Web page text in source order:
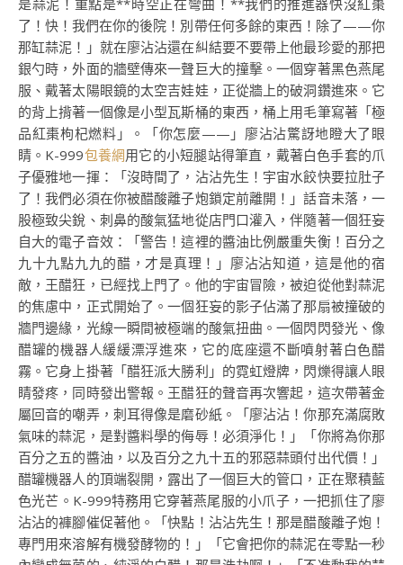
是蒜泥！重點是**時空正在彎曲！**我們的推進器快沒紅棗
了！快！我們在你的後院！別帶任何多餘的東西！除了——你
那缸蒜泥！」就在廖沾沾還在糾結要不要帶上他最珍愛的那把
銀勺時，外面的牆壁傳來一聲巨大的撞擊。一個穿著黑色燕尾
服、戴著太陽眼鏡的太空吉娃娃，正從牆上的破洞鑽進來。它
的背上揹著一個像是小型瓦斯桶的東西，桶上用毛筆寫著「極
品紅棗枸杞燃料」。「你怎麼——」廖沾沾驚訝地瞪大了眼
睛。K-999包養網用它的小短腿站得筆直，戴著白色手套的爪
子優雅地一揮：「沒時間了，沾沾先生！宇宙水餃快要拉肚子
了！我們必須在你被醋酸離子炮鎖定前離開！」話音未落，一
股極致尖銳、刺鼻的酸氣猛地從店門口灌入，伴隨著一個狂妄
自大的電子音效：「警告！這裡的醬油比例嚴重失衡！百分之
九十九點九九的醋，才是真理！」廖沾沾知道，這是他的宿
敵，王醋狂，已經找上門了。他的宇宙冒險，被迫從他對蒜泥
的焦慮中，正式開始了。一個狂妄的影子佔滿了那扇被撞破的
牆門邊緣，光線一瞬間被極端的酸氣扭曲。一個閃閃發光、像
醋罐的機器人緩緩漂浮進來，它的底座還不斷噴射著白色醋
霧。它身上掛著「醋狂派大勝利」的霓虹燈牌，閃爍得讓人眼
睛發疼，同時發出警報。王醋狂的聲音再次響起，這次帶著金
屬回音的嘲弄，刺耳得像是磨砂紙。「廖沾沾！你那充滿腐敗
氣味的蒜泥，是對醬料學的侮辱！必須淨化！」「你將為你那
百分之五的醬油，以及百分之九十五的邪惡蒜頭付出代價！」
醋罐機器人的頂端裂開，露出了一個巨大的管口，正在聚積藍
色光芒。K-999特務用它穿著燕尾服的小爪子，一把抓住了廖
沾沾的褲腳催促著他。「快點！沾沾先生！那是醋酸離子炮！
專門用來溶解有機發酵物的！」「它會把你的蒜泥在零點一秒